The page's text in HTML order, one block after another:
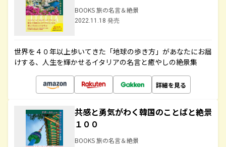
BOOKS 旅の名言＆絶景
2022.11.18 発売
世界を４０年以上歩いてきた「地球の歩き方」があなたにお届
けする、人生を輝かせるイタリアの名言と癒やしの絶景集
詳細を見る
共感と勇気がわく韓国のことばと絶景
１００
BOOKS 旅の名言＆絶景